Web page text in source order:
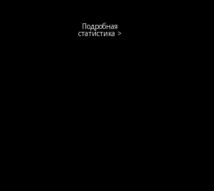
Подробная
статистика >